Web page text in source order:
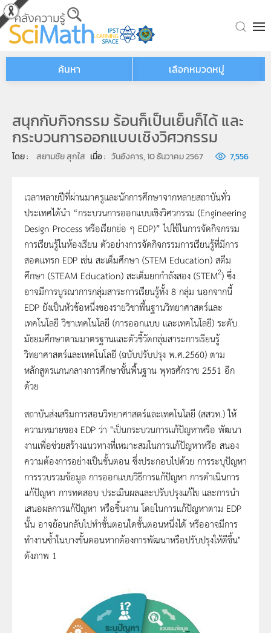
Skip to main content
ค้นหา เลือกหมวดหมู่
สนุกกับกิจกรรม ร้อนก็เป็นเย็นก็ได้ และ
กระบวนการออกแบบเชิงวิศวกรรม
โดย : สยามชัย สุกใส เมื่อ : วันอังคาร, 10 ธันวาคม 2567 7,556
เวลาหลายปีที่ผ่านมาครูและนักการศึกษาจากหลายสถาบันทั่ว
ประเทศได้นำ “กระบวนการออกแบบเชิงวิศวกรรม (Engineering
Design Process หรือเรียกย่อ ๆ EDP)” ไปใช้ในการจัดกิจกรรม
การเรียนรู้ในห้องเรียน ตัวอย่างการจัดกิจกรรมการเรียนรู้ที่มีการ
สอดแทรก EDP เช่น สะเต็มศึกษา (STEM Education) สตีม
ศึกษา (STEAM Education) สะเต็มยกกำลังสอง (STEM2) ซึ่ง
อาจมีการบูรณาการกลุ่มสาระการเรียนรู้ทั้ง 8 กลุ่ม นอกจากนี้
EDP ยังเป็นหัวข้อหนึ่งของรายวิชาพื้นฐานวิทยาศาสตร์และ
เทคโนโลยี วิชาเทคโนโลยี (การออกแบบ และเทคโนโลยี) ระดับ
มัธยมศึกษาตามมาตรฐานและตัวชี้วัดกลุ่มสาระการเรียนรู้
วิทยาศาสตร์และเทคโนโลยี (ฉบับปรับปรุง พ.ศ.2560) ตาม
หลักสูตรแกนกลางการศึกษาขั้นพื้นฐาน พุทธศักราช 2551 อีก
ด้วย
สถาบันส่งเสริมการสอนวิทยาศาสตร์และเทคโนโลยี (สสวท.) ให้
ความหมายของ EDP ว่า "เป็นกระบวนการแก้ปัญหาหรือ พัฒนา
งานเพื่อช่วยสร้างแนวทางที่เหมาะสมในการแก้ปัญหาหรือ สนอง
ความต้องการอย่างเป็นขั้นตอน ซึ่งประกอบไปด้วย การระบุปัญหา
การรวบรวมข้อมูล การออกแบบวิธีการแก้ปัญหา การดำเนินการ
แก้ปัญหา การทดสอบ ประเมินผลและปรับปรุงแก้ไข และการนำ
เสนอผลการแก้ปัญหา หรือชิ้นงาน โดยในการแก้ปัญหาตาม EDP
นั้น อาจย้อนกลับไปทำขั้นตอนใดขั้นตอนหนึ่งได้ หรืออาจมีการ
ทำงานซ้ำในบางขั้นตอนหากต้องการพัฒนาหรือปรับปรุงให้ดีขึ้น"
ดังภาพ 1